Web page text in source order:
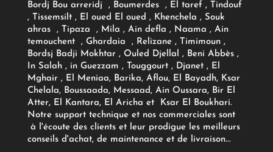
Bordj Bou arreridj , Boumerdes , El taref , Tindouf
, Tissemsilt , El oued El oued , Khenchela , Souk
ahras , Tipaza , Mila , Ain defla , Naama , Ain
temouchent , Ghardaia , Relizane , Timimoun ,
Bordsj Badji Mokhtar , Ouled Djellal , Beni Abbès ,
In Salah , in Guezzam , Touggourt , Djanet , El
Mghair , El Meniaa, Barika, Aflou, El Bayadh, Ksar
Chelala, Boussaada, Messaad, Ain Oussara, Bir El
Atter, El Kantara, El Aricha et Ksar El Boukhari.
Notre support technique et nos commerciales sont
à l'écoute des clients et leur prodigue les meilleurs
conseils d'achat, de maintenance et de livraison...